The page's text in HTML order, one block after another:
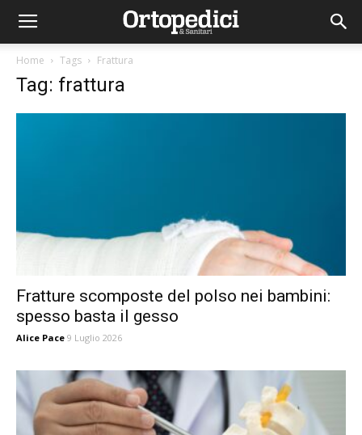
Home Tags Frattura
Tag: frattura
Fratture scomposte del polso nei bambini:
spesso basta il gesso
Alice Pace 9 Luglio 2026